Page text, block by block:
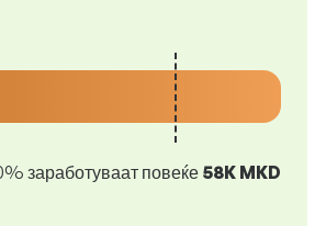
заработуваат повеќе 58K MKD